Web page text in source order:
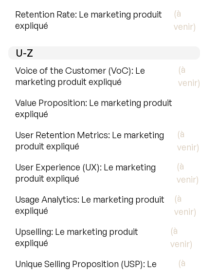
Retention Rate: Le marketing produit
expliqué
(à
venir)
U-Z
Voice of the Customer (VoC): Le
marketing produit expliqué
(à
venir)
Value Proposition: Le marketing produit
expliqué
User Retention Metrics: Le marketing
produit expliqué
(à
venir)
User Experience (UX): Le marketing
produit expliqué
(à
venir)
Usage Analytics: Le marketing produit
expliqué
(à
venir)
Upselling: Le marketing produit
expliqué
(à
venir)
Unique Selling Proposition (USP): Le
(à